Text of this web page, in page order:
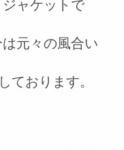
ャケットで
元々の風合い
ております。